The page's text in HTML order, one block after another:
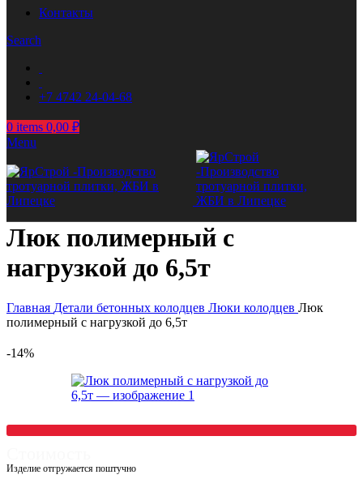
Контакты
Search
+7 4742 24-04-68
0 items 0,00 ₽
Menu
Люк полимерный с
нагрузкой до 6,5т
Главная Детали бетонных колодцев Люки колодцев Люк
полимерный с нагрузкой до 6,5т
-14%
Изделие отгружается поштучно